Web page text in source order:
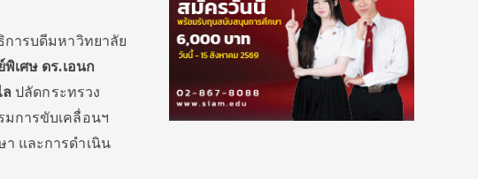
การบดีมหาวิทยาลัย
เศษ ดร.เอนก
ปลัดกระทรวง
การขับเคลื่อนฯ
และการดำเนิน